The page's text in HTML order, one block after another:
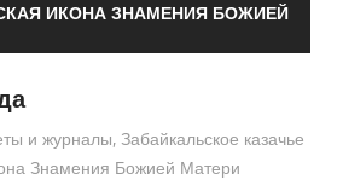
ИКОНА ЗНАМЕНИЯ БОЖИЕЙ
Аникина
и журналы, Забайкальское казачье
Знамения Божией Матери